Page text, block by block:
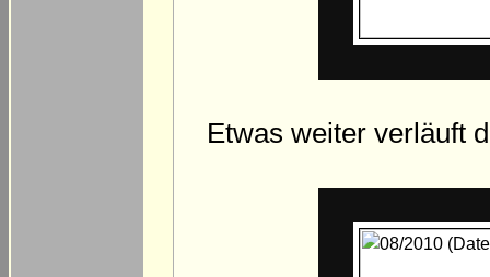
Etwas weiter verläuft